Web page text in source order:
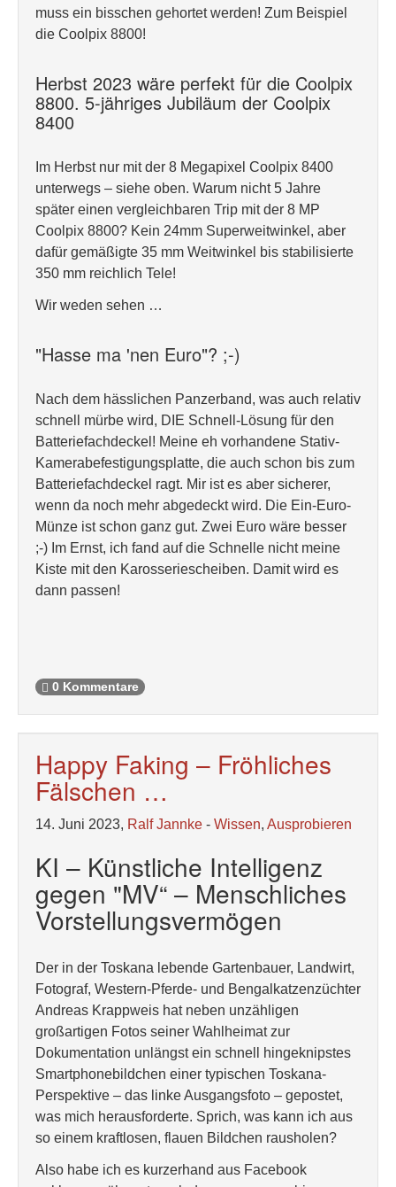
muss ein bisschen gehortet werden! Zum Beispiel
die Coolpix 8800!
Herbst 2023 wäre perfekt für die Coolpix
8800. 5-jähriges Jubiläum der Coolpix
8400
Im Herbst nur mit der 8 Megapixel Coolpix 8400
unterwegs – siehe oben. Warum nicht 5 Jahre
später einen vergleichbaren Trip mit der 8 MP
Coolpix 8800? Kein 24mm Superweitwinkel, aber
dafür gemäßigte 35 mm Weitwinkel bis stabilisierte
350 mm reichlich Tele!
Wir weden sehen …
"Hasse ma 'nen Euro"? ;-)
Nach dem hässlichen Panzerband, was auch relativ
schnell mürbe wird, DIE Schnell-Lösung für den
Batteriefachdeckel! Meine eh vorhandene Stativ-
Kamerabefestigungsplatte, die auch schon bis zum
Batteriefachdeckel ragt. Mir ist es aber sicherer,
wenn da noch mehr abgedeckt wird. Die Ein-Euro-
Münze ist schon ganz gut. Zwei Euro wäre besser
;-) Im Ernst, ich fand auf die Schnelle nicht meine
Kiste mit den Karosseriescheiben. Damit wird es
dann passen!
0 Kommentare
Happy Faking – Fröhliches
Fälschen …
14. Juni 2023, Ralf Jannke - Wissen, Ausprobieren
KI – Künstliche Intelligenz
gegen "MV“ – Menschliches
Vorstellungsvermögen
Der in der Toskana lebende Gartenbauer, Landwirt,
Fotograf, Western-Pferde- und Bengalkatzenzüchter
Andreas Krappweis hat neben unzähligen
großartigen Fotos seiner Wahlheimat zur
Dokumentation unlängst ein schnell hingeknipstes
Smartphonebildchen einer typischen Toskana-
Perspektive – das linke Ausgangsfoto – gepostet,
was mich herausforderte. Sprich, was kann ich aus
so einem kraftlosen, flauen Bildchen rausholen?
Also habe ich es kurzerhand aus Facebook